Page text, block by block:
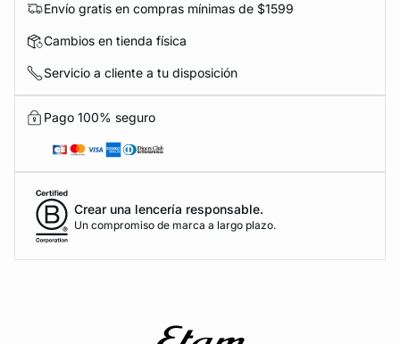
Envío gratis en compras mínimas de $1599
Cambios en tienda física
Servicio a cliente a tu disposición
Pago 100% seguro
Crear una lencería responsable.
Un compromiso de marca a largo plazo.